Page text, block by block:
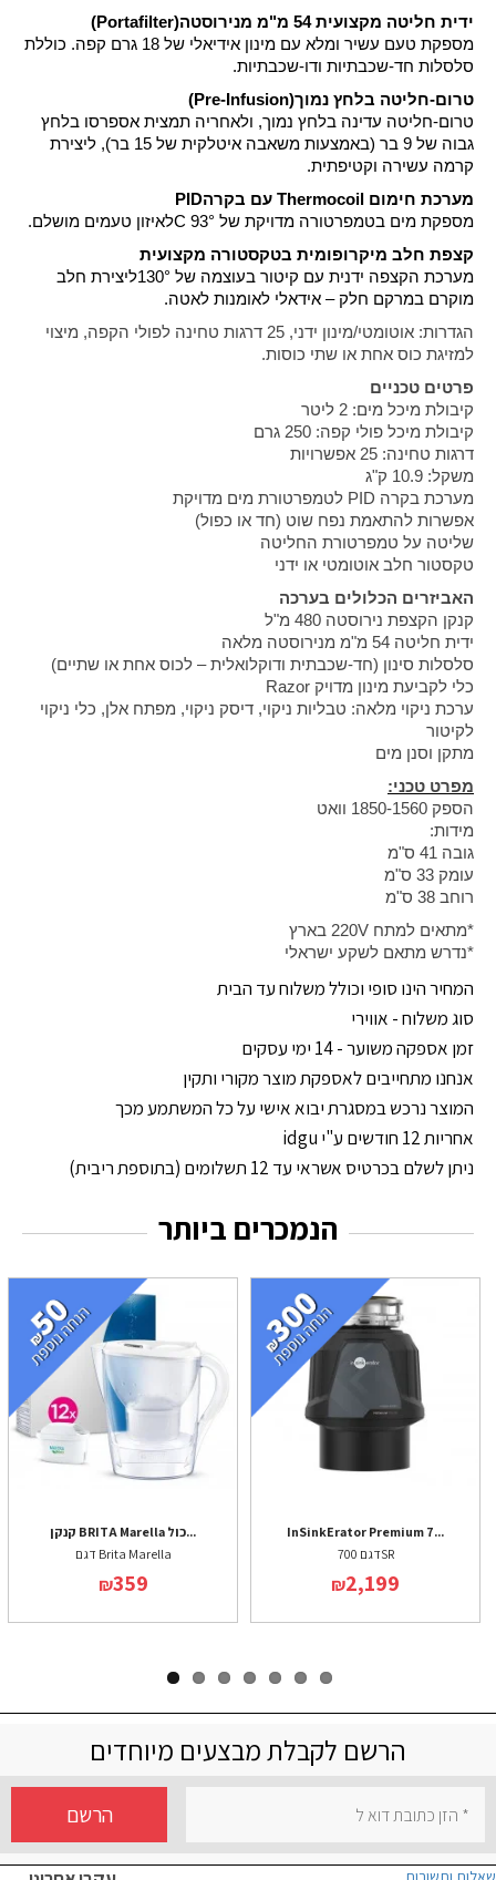
ידית חליטה מקצועית 54 מ"מ מנירוסטה
(Portafilter)
מספקת טעם עשיר ומלא עם מינון אידיאלי של 18 גרם קפה. כוללת
סלסלות חד-שכבתיות ודו-שכבתיות.
טרום-חליטה בלחץ נמוך(Pre-Infusion)
טרום-חליטה עדינה בלחץ נמוך, ולאחריה תמצית אספרסו בלחץ
גבוה של 9 בר (באמצעות משאבה איטלקית של 15 בר), ליצירת
קרמה עשירה וקטיפתית.
מערכת חימום Thermocoil עם בקרהPID
מספקת מים בטמפרטורה מדויקת של 93°
Cלאיזון טעמים מושלם.
קצפת חלב מיקרופומית בטקסטורה מקצועית
מערכת הקצפה ידנית עם קיטור בעוצמה של 130°
ליצירת חלב
מוקרם במרקם חלק – אידאלי לאומנות לאטה.
הגדרות: אוטומטי/מינון ידני, 25 דרגות טחינה לפולי הקפה, מיצוי
למזיגת כוס אחת או שתי כוסות.
פרטים טכניים
קיבולת מיכל מים: 2 ליטר
קיבולת מיכל פולי קפה: 250 גרם
דרגות טחינה: 25 אפשרויות
משקל: 10.9 ק"ג
מערכת בקרה PID לטמפרטורת מים מדויקת
אפשרות להתאמת נפח שוט (חד או כפול)
שליטה על טמפרטורת החליטה
טקסטור חלב אוטומטי או ידני
האביזרים הכלולים בערכה
קנקן הקצפת נירוסטה 480 מ"ל
ידית חליטה 54 מ"מ מנירוסטה מלאה
סלסלות סינון (חד-שכבתית ודוקלואלית – לכוס אחת או שתיים)
כלי לקביעת מינון מדויק Razor
ערכת ניקוי מלאה: טבליות ניקוי, דיסק ניקוי, מפתח אלן, כלי ניקוי
לקיטור
מתקן וסנן מים
מפרט טכני:
הספק 1850-1560 וואט
מידות:
גובה 41 ס"מ
עומק 33 ס"מ
רוחב 38 ס"מ
*מתאים למתח 220V בארץ
*נדרש מתאם לשקע ישראלי
המחיר הינו סופי וכולל משלוח עד הבית
סוג משלוח - אווירי
זמן אספקה משוער - 14 ימי עסקים
אנחנו מתחייבים לאספקת מוצר מקורי ותקין
המוצר נרכש במסגרת יבוא אישי על כל המשתמע מכך
אחריות 12 חודשים ע"י idgu
ניתן לשלם בכרטיס אשראי עד 12 תשלומים (בתוספת ריבית)
הנמכרים ביותר
קנקן BRITA Marella כול...
דגם Brita Marella
₪359
InSinkErator Premium 7...
דגם 700SR
₪2,199
הרשם לקבלת מבצעים מיוחדים
הרשם